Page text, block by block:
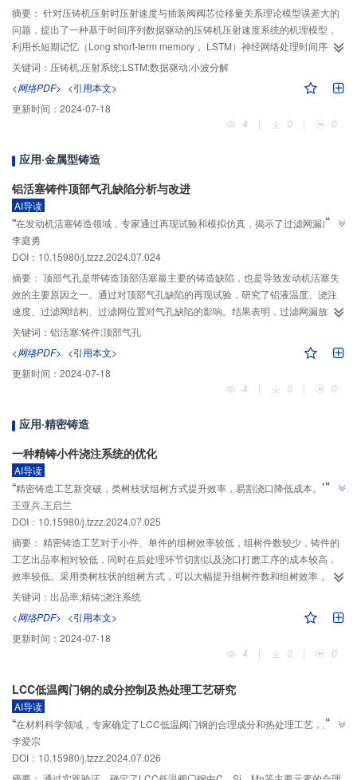
摘要： 针对压铸机压射时压射速度与插装阀阀芯位移量关系理论模型误差大的
问题，提出了一种基于时间序列数据驱动的压铸机压射速度系统的机理模型，
利用长短期记忆（Long short-term memory， LSTM）神经网络处理时间序列
的优势，建立了压射速度与阀芯位移量的内在联系，通过小波阈值去噪的方法
降低了噪声对模型精度的影响。所建立模型的均方根误差为0.336%，相关系数
R2为0.998，可较准确地预测阀芯位移量。通过与理论公式模型的计算结果进行
对比，该模型预测结果的平均误差为0.11%，优于理论公式模型。
关键词： 压铸机;压射系统;LSTM;数据驱动;小波分解
<网络PDF> <引用本文>
更新时间： 2024-07-18
4
| 0 | 0
应用·金属型铸造
铝活塞铸件顶部气孔缺陷分析与改进
AI导读
“在发动机活塞铸造领域，专家通过再现试验和模拟仿真，揭示了过滤网漏放或
位置偏移是导致顶部气孔缺陷的主要原因，并提出了优化方案。
”
李庭勇
DOI：10.15980/j.tzzz.2024.07.024
摘要： 顶部气孔是带铸造顶部活塞最主要的铸造缺陷，也是导致发动机活塞失
效的主要原因之一。通过对顶部气孔缺陷的再现试验，研究了铝液温度、浇注
速度、过滤网结构、过滤网位置对气孔缺陷的影响。结果表明，过滤网漏放或
位置偏移是造成顶部气孔的主要原因，结合铸造模拟仿真分析进一步验证了缺
陷再现试验的可靠性。通过优化过滤网固定槽的结构，解决了过滤网位置偏
移，有效避免了气孔缺陷的产生；通过红外线感应器检测过滤网漏放情况，保
证了漏放过滤网铸件的及时检出。
关键词： 铝活塞;铸件;顶部气孔
<网络PDF> <引用本文>
更新时间： 2024-07-18
4
| 0 | 0
应用·精密铸造
一种精铸小件浇注系统的优化
AI导读
“精密铸造工艺新突破，类树枝状组树方式提升效率，易割浇口降低成本。 ””
王亚兵,王启兰
DOI：10.15980/j.tzzz.2024.07.025
摘要： 精密铸造工艺对于小件、单件的组树效率较低，组树件数较少，铸件的
工艺出品率相对较低，同时在后处理环节切割以及浇口打磨工序的成本较高，
效率较低。采用类树枝状的组树方式，可以大幅提升组树件数和组树效率，同
时提高铸件的工艺出品率。改用易割浇口代替直浇道，可以降低金属损耗，提
关键词： 出品率;精铸;浇注系统
<网络PDF> <引用本文>
更新时间： 2024-07-18
4
| 0 | 0
LCC低温阀门钢的成分控制及热处理工艺研究
AI导读
“在材料科学领域，专家确定了LCC低温阀门钢的合理成分和热处理工艺，显著
提升了其低温冲击韧度。
”
李爱宗
DOI：10.15980/j.tzzz.2024.07.026